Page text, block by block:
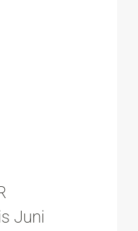
Juni